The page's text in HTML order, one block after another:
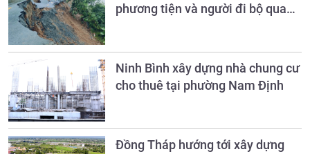
phương tiện và người đi bộ qua
Ninh Bình xây dựng nhà chung cư
cho thuê tại phường Nam Định
Đồng Tháp hướng tới xây dựng